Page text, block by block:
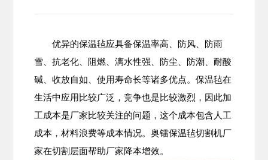
优异的保温毡应具备保温率高、防风、防雨
雪、抗老化、阻燃、漓水性强、防尘、防潮、耐酸
碱、收放自如、使用寿命长等诸多优点。保温毡在
生活中应用比较广泛，竞争也是比较激烈，因此加
工成本是厂家比较关注的问题，这个成本包含人工
成本，材料浪费等成本情况。奥镭保温毡切割机厂
家在切割层面帮助厂家降本增效。